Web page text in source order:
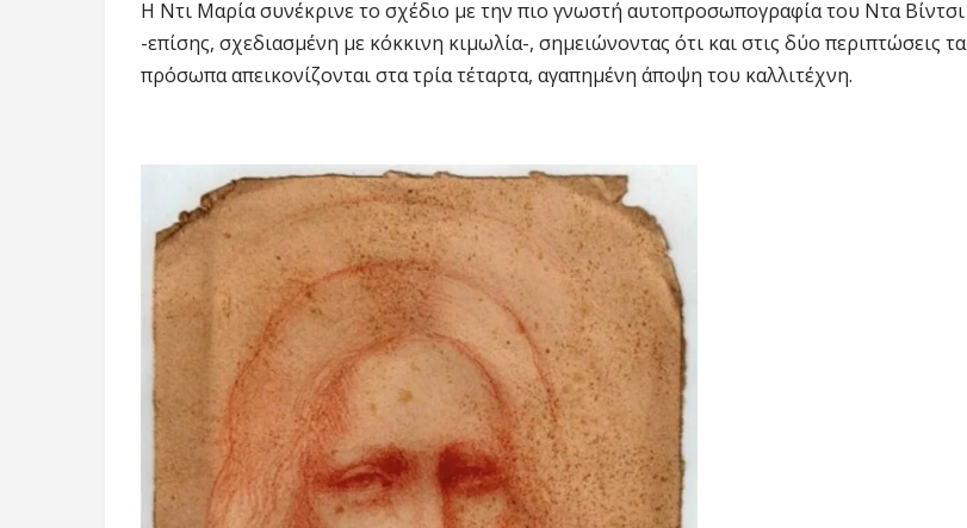
Η Ντι Μαρία συνέκρινε το σχέδιο με την πιο γνωστή αυτοπροσωπογραφία του Ντα Βίντσι
-επίσης, σχεδιασμένη με κόκκινη κιμωλία-, σημειώνοντας ότι και στις δύο περιπτώσεις τα
πρόσωπα απεικονίζονται στα τρία τέταρτα, αγαπημένη άποψη του καλλιτέχνη.